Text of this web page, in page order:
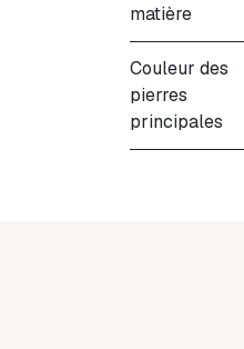
matière
Couleur des
pierres
principales